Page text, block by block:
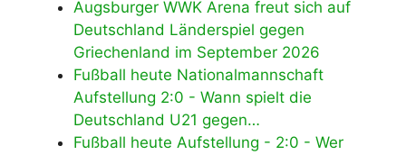
Augsburger WWK Arena freut sich auf
Deutschland Länderspiel gegen
Griechenland im September 2026
Fußball heute Nationalmannschaft
Aufstellung 2:0 - Wann spielt die
Deutschland U21 gegen…
Fußball heute Aufstellung - 2:0 - Wer